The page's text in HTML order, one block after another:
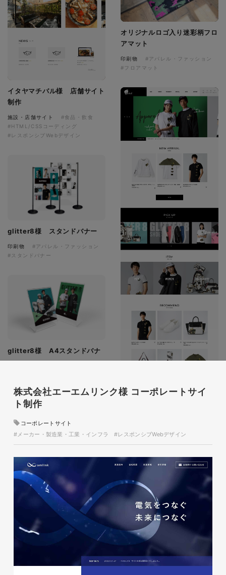
イタヤマチバル様 店舗サイト
制作
施設・店舗サイト
#食品・飲食
#HTML/CSSコーディング
#レスポンシブWebデザイン
オリジナルロゴ入り迷彩柄フロ
アマット
印刷物
#アパレル・ファッション
#フロアマット
glitter8様 ECサイト制作
ECサイト
#アパレル・ファッション
#HTML/CSSコーディング
#レスポンシブWebデザイン
glitter8様 スタンドバナー
印刷物
#アパレル・ファッション
#スタンドバナー
glitter8様 A4スタンドバナ
ー
#A4スタンドバナー
glitter8様 吹き出しPOP
#アパレル・ファッション
株式会社エーエムリンク様 コーポレートサイ
ト制作
コーポレートサイト
#メーカー・製造業・工業・インフラ
#レスポンシブWebデザイン